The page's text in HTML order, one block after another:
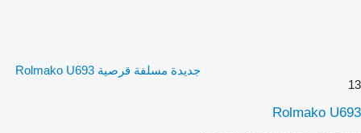
جديدة مسلفة قرصية Rolmako U693
13
Rolmako U693